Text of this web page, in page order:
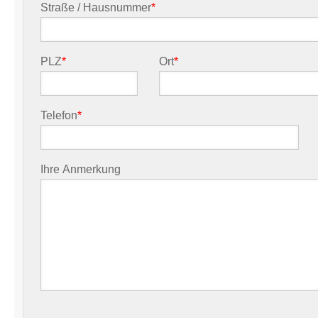
Straße / Hausnummer*
PLZ* Ort*
Telefon*
Ihre Anmerkung